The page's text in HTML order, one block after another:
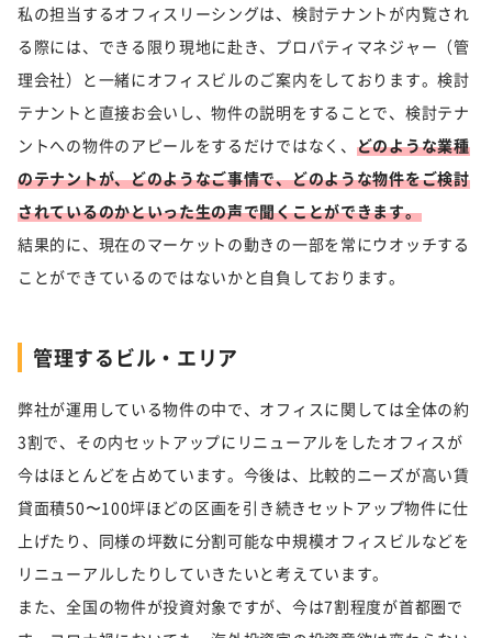
私の担当するオフィスリーシングは、検討テナントが内覧され
る際には、できる限り現地に赴き、プロパティマネジャー（管
理会社）と一緒にオフィスビルのご案内をしております。検討
テナントと直接お会いし、物件の説明をすることで、検討テナ
ントへの物件のアピールをするだけではなく、 どのような業種
のテナントが、どのようなご事情で、どのような物件をご検討
されているのかといった生の声で聞くことができます。
結果的に、現在のマーケットの動きの一部を常にウオッチする
ことができているのではないかと自負しております。
管理するビル・エリア
弊社が運用している物件の中で、オフィスに関しては全体の約
3割で、その内セットアップにリニューアルをしたオフィスが
今はほとんどを占めています。今後は、比較的ニーズが高い賃
貸面積50〜100坪ほどの区画を引き続きセットアップ物件に仕
上げたり、同様の坪数に分割可能な中規模オフィスビルなどを
リニューアルしたりしていきたいと考えています。
また、全国の物件が投資対象ですが、今は7割程度が首都圏で